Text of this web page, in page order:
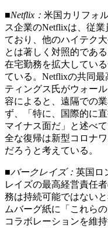
■Netflix： 米国カリフォ
ス企業のNetflixは、従
ており、他のハイテク
とは著しく対照的であ
在宅勤務を拡大してい
ている。Netflixの共同
ティングス氏がウォー
容によると、遠隔での
ず、「特に、国際的に
マイナス面だ」と述べ
全な復帰は新型コロナ
だろうと考えている。
■バークレイズ： 英国ロ
レイズの最高経営責任
務は持続可能ではない
ムバーグ紙に「これら
コラボレーションを維